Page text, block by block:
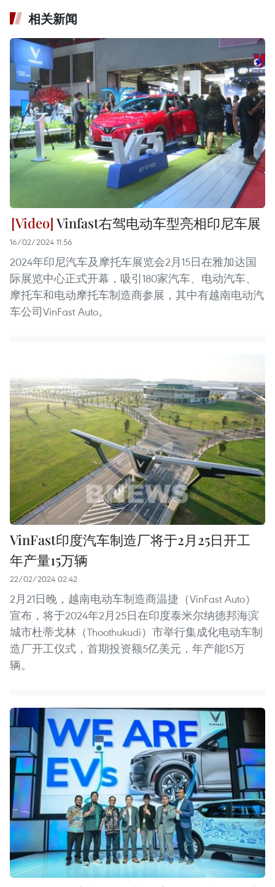
相关新闻
Vinfast右驾电动车型亮相印尼车展
16/02/2024 11:56
2024年印尼汽车及摩托车展览会2月15日在雅加达国
际展览中心正式开幕，吸引180家汽车、电动汽车、
摩托车和电动摩托车制造商参展，其中有越南电动汽
车公司VinFast Auto。
VinFast印度汽车制造厂将于2月25日开工
年产量15万辆
22/02/2024 02:42
2月21日晚，越南电动车制造商温捷（VinFast Auto）
宣布，将于2024年2月25日在印度泰米尔纳德邦海滨
城市杜蒂戈林（Thoothukudi）市举行集成化电动车制
造厂开工仪式，首期投资额5亿美元，年产能15万
辆。